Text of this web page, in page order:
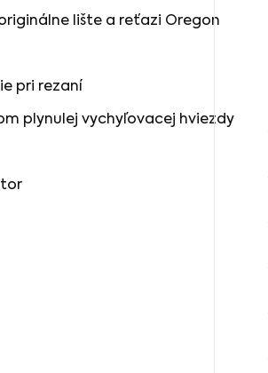
lište a reťazi Oregon
pri rezaní
plynulej vychyľovacej hviezdy